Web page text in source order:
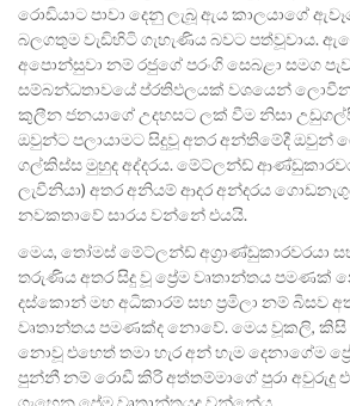
රොඩියාට පාවා දෙනු ලැබූ ඇය කාලයාගේ
බලගතුම වැඩිහිටි ගැහැණිය බවට පත්වූවාය.
අපොන්සුවා නම් රජුගේ පරංගි සෙබළා සමග
සම්බන්ධතාවයේ ප්රතිඵලයක් වශයෙන් ලොවීනා
කුලීන ජනයාගේ උදහසට ලක් වීම නිසා
ඔවුන්ට පලායාමට සිදුවූ අතර අන්තිමේදී ඔවුන්
ගල්කිස්ස මුහුද අද්දරය. මේට්ලන්ඩ්
ලැවීනියා) අතර අනියම් ආදර අන්දරය
නවකතාවේ සාරය වන්නේ එයයි.
මෙය, තෝමස් මේට්ලන්ඩ් අග්‍රාණ්ඩුකාරවරයා
තරුණිය අතර සිදු වූ ප්‍රේම වෘතාන්තය පමණක්
දස්කොන් මහ අධිකාරම් සහ ප්‍රමිලා නම් බිසව
වෘතාන්තය පමණක්ද නොවේ. මෙය වූකලි, කිසි
නොවූ එහෙත් තමා හැර අන් හැම දෙනාගේම
පුන්නී නම් රොඩී කිරි අත්තම්මාගේ පුරා අවුරුදු
ගැහෙන ප්‍රේම වෘතාන්තයද වන්නේය.